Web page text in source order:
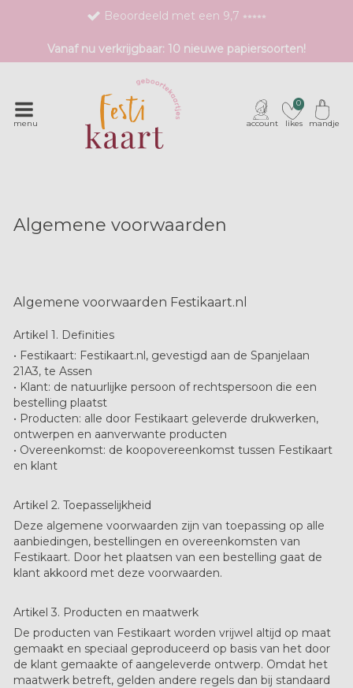
Bestel eenvoudig 1 proefdruk
Vanaf nu verkrijgbaar: 10 nieuwe papiersoorten!
menu account likes
0
mandje
Algemene voorwaarden
Algemene voorwaarden Festikaart.nl
Artikel 1. Definities
• Festikaart: Festikaart.nl, gevestigd aan de Spanjelaan
21A3, te Assen
• Klant: de natuurlijke persoon of rechtspersoon die een
bestelling plaatst
• Producten: alle door Festikaart geleverde drukwerken,
ontwerpen en aanverwante producten
• Overeenkomst: de koopovereenkomst tussen Festikaart
en klant
Artikel 2. Toepasselijkheid
Deze algemene voorwaarden zijn van toepassing op alle
aanbiedingen, bestellingen en overeenkomsten van
Festikaart. Door het plaatsen van een bestelling gaat de
klant akkoord met deze voorwaarden.
Artikel 3. Producten en maatwerk
De producten van Festikaart worden vrijwel altijd op maat
gemaakt en speciaal geproduceerd op basis van het door
de klant gemaakte of aangeleverde ontwerp. Omdat het
maatwerk betreft, gelden andere regels dan bij standaard